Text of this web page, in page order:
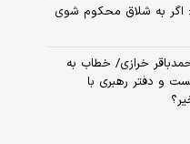
اگر به شلاق محکوم شوی
خرازی/ خطاب به
و دفتر رهبری با